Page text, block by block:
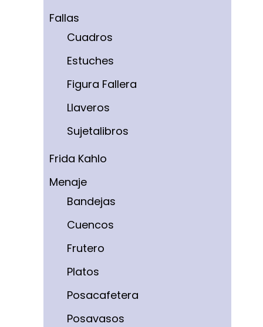
Fallas
Cuadros
Estuches
Figura Fallera
Llaveros
Sujetalibros
Frida Kahlo
Menaje
Bandejas
Cuencos
Frutero
Platos
Posacafetera
Posavasos